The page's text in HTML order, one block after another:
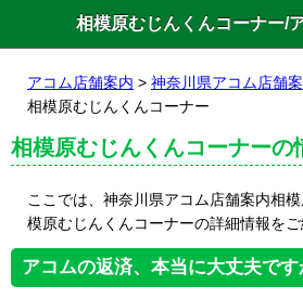
相模原むじんくんコーナー/
アコム店舗案内 > 神奈川県アコム店舗
相模原むじんくんコーナー
相模原むじんくんコーナーの
ここでは、神奈川県アコム店舗案内相
模原むじんくんコーナーの詳細情報をご
アコムの返済、本当に大丈夫です